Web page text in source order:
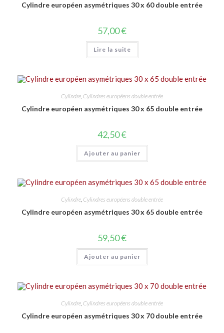
Cylindre européen asymétriques 30 x 60 double entrée
57,00€
Lire la suite
Cylindre Cylindres européens double entrée
Cylindre européen asymétriques 30 x 65 double entrée
42,50€
Ajouter au panier
Cylindre, Cylindres européens double entrée
Cylindre européen asymétriques 30 x 65 double entrée
59,50€
Ajouter au panier
Cylindre, Cylindres européens double entrée
Cylindre européen asymétriques 30 x 70 double entrée